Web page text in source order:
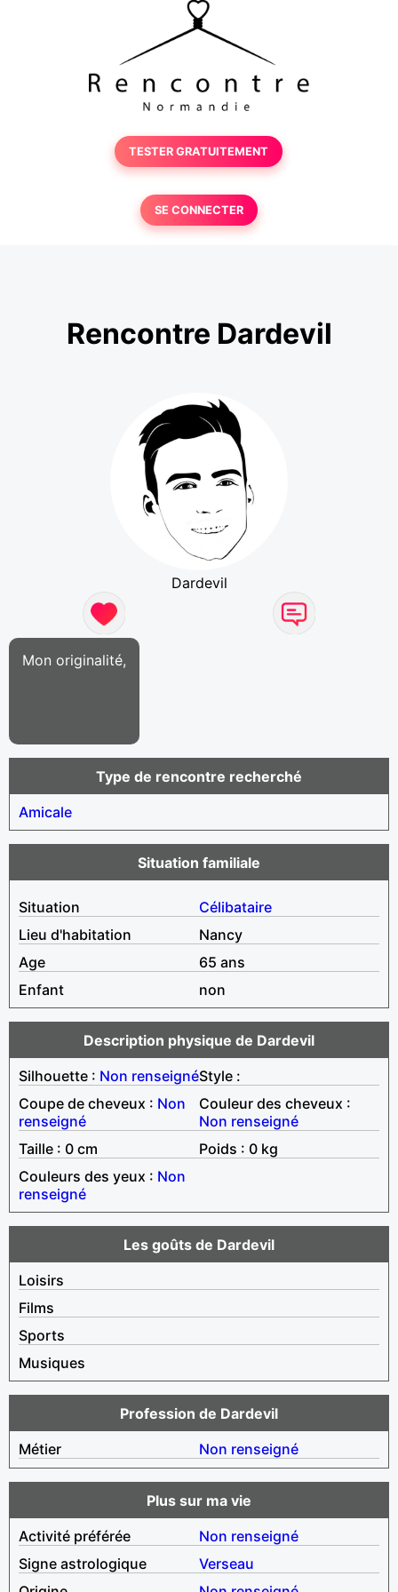
TESTER GRATUITEMENT
SE CONNECTER
Rencontre Dardevil
Dardevil
Mon originalité,
Type de rencontre recherché
Amicale
Situation familiale
Situation
Célibataire
Lieu d'habitation
Nancy
Age
65 ans
Enfant
non
Description physique de Dardevil
Silhouette : Non renseignéStyle :
Coupe de cheveux : Non
renseigné
Couleur des cheveux :
Non renseigné
Taille : 0 cm
Poids : 0 kg
Couleurs des yeux : Non
renseigné
Les goûts de Dardevil
Loisirs
Films
Sports
Musiques
Profession de Dardevil
Métier
Non renseigné
Plus sur ma vie
Activité préférée
Non renseigné
Signe astrologique
Verseau